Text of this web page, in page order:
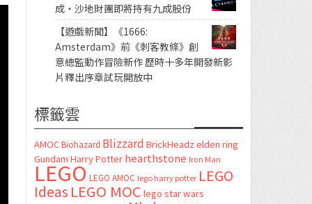
成・沙地財團即將持有九成股份
【遊戲新聞】《1666:
Amsterdam》前《刺客教條》創
意總監動作冒險新作 歷時十多年開發新影
片釋出序章試玩開放中
標籤雲
AMOC Biohazard Blizzard BrickHeadz elden ring
Gundam Harry Potter hearthstone Iron Man
LEGO LEGO AMOC lego harry potter LEGO
Ideas LEGO MOC lego star wars